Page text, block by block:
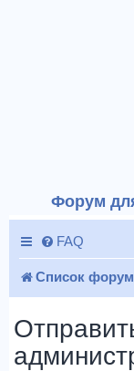
Форум
FAQ
Список